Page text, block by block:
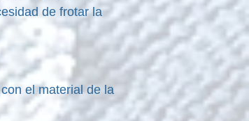
de frotar la
el material de la